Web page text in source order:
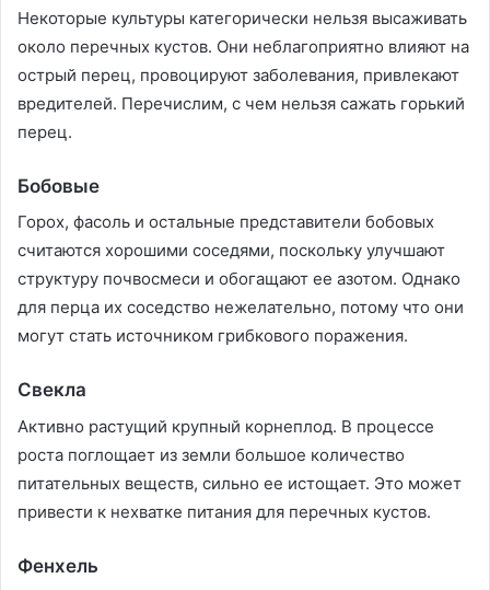
Некоторые культуры категорически нельзя высаживать
около перечных кустов. Они неблагоприятно влияют на
острый перец, провоцируют заболевания, привлекают
вредителей. Перечислим, с чем нельзя сажать горький
перец.
Бобовые
Горох, фасоль и остальные представители бобовых
считаются хорошими соседями, поскольку улучшают
структуру почвосмеси и обогащают ее азотом. Однако
для перца их соседство нежелательно, потому что они
могут стать источником грибкового поражения.
Свекла
Активно растущий крупный корнеплод. В процессе
роста поглощает из земли большое количество
питательных веществ, сильно ее истощает. Это может
привести к нехватке питания для перечных кустов.
Фенхель